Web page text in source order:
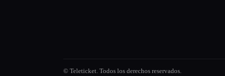
© Teleticket. Todos los derechos reservados.